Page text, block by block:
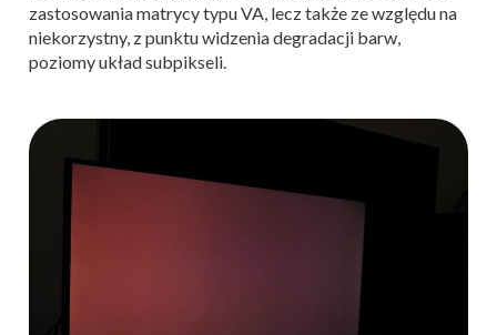
zastosowania matrycy typu VA, lecz także ze względu na
niekorzystny, z punktu widzenia degradacji barw,
poziomy układ subpikseli.